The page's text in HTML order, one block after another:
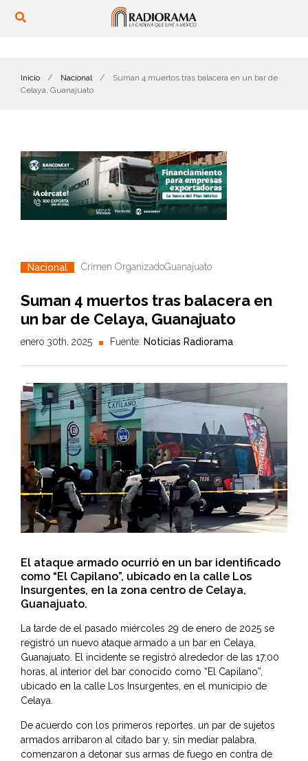
Inicio / Nacional /
Suman 4 muertos tras balacera en un bar de
Celaya, Guanajuato
Nacional Crimen OrganizadoGuanajuato
Suman 4 muertos tras balacera en
un bar de Celaya, Guanajuato
enero 30th, 2025 Fuente: Noticias Radiorama
El ataque armado ocurrió en un bar identificado
como “El Capilano”, ubicado en la calle Los
Insurgentes, en la zona centro de Celaya,
Guanajuato.
La tarde de el pasado miércoles 29 de enero de 2025 se
registró un nuevo ataque armado a un bar en Celaya,
Guanajuato. El incidente se registró alrededor de las 17:00
horas, al interior del bar conocido como “El Capilano”,
ubicado en la calle Los Insurgentes, en el municipio de
Celaya.
De acuerdo con los primeros reportes, un par de sujetos
armados arribaron al citado bar y, sin mediar palabra,
comenzaron a detonar sus armas de fuego en contra de